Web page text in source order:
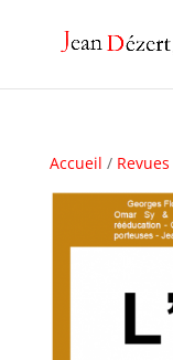
Accueil / Revues